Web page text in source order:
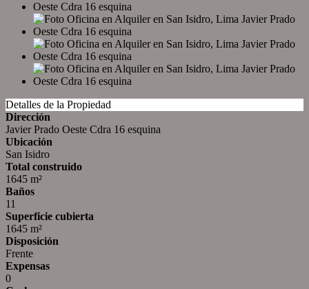
Detalles de la Propiedad
Dirección
Javier Prado Oeste Cdra 16 esquina
Ubicación
San Isidro
Total construido
1645 m²
Baños
11
Superficie cubierta
1645 m²
Disposición
Frente
Expensas
0